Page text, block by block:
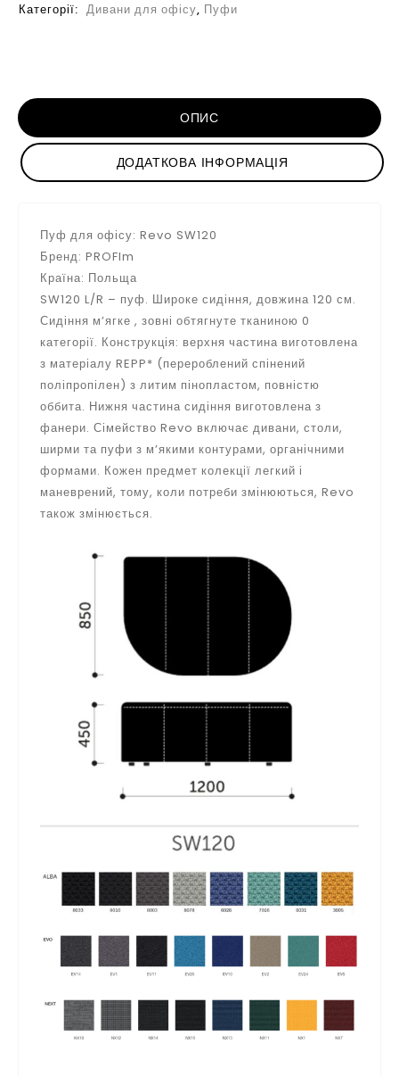
Категорії: Дивани для офісу, Пуфи
ОПИС
ДОДАТКОВА ІНФОРМАЦІЯ
Пуф для офісу: Revo SW120
Бренд: PROFIm
Країна: Польща
SW120 L/R – пуф. Широке сидіння, довжина 120 см.
Сидіння м’ягке , зовні обтягнуте тканиною 0
категорії. Конструкція: верхня частина виготовлена
​​з матеріалу REPP* (перероблений спінений
поліпропілен) з литим пінопластом, повністю
оббита. Нижня частина сидіння виготовлена ​​з
фанери. Сімейство Revo включає дивани, столи,
ширми та пуфи з м’якими контурами, органічними
формами. Кожен предмет колекції легкий і
маневрений, тому, коли потреби змінюються, Revo
також змінюється.